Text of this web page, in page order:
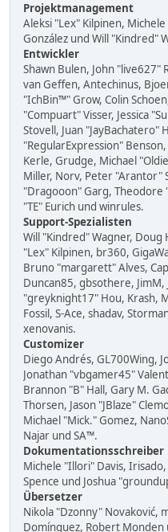
Projektmanagement
Aleksi "Lex" Kilpinen,
González und Will "Kindred"
Entwickler
Shawn Bulen, John "live627"
van Geffen, Antechinus,
"IchBin™" Grow, Colin
"Compuart" Visser, Jessica
Stovell, Juan "JayBachatero"
"RegularExpression"
Kerle, Grudge, Michael
Miller, Norv, Peter "Arantor"
"Dragooon" Garg,
"TE" Eurich und winrules.
Support-Spezialisten
Will "Kindred" Wagner,
"Lex" Kilpinen, br360,
Bruno "margarett" Alves,
Duncan85, gbsothere, JimM,
"greyknight17" Hou, Krash,
Fossil, S-Ace, shadav,
xenovanis.
Customizer
Diego Andrés, GL700Wing,
Jonathan "vbgamer45"
Brannon "B" Hall, Gary M.
Thorsen, Jason "JBlaze"
Michael "Mick." Gomez,
Najar und SA™.
Dokumentationsschreiber
Michele "Illori" Davis,
Spence und Joshua
Übersetzer
Nikola "Dzonny" Novaković,
Domínguez, Robert Monden